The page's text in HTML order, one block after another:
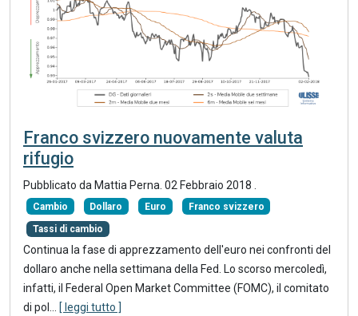
Franco svizzero nuovamente valuta
rifugio
Pubblicato da Mattia Perna. 02 Febbraio 2018 .
Cambio Dollaro Euro Franco svizzero
Tassi di cambio
Continua la fase di apprezzamento dell'euro nei confronti del
dollaro anche nella settimana della Fed. Lo scorso mercoledì,
infatti, il Federal Open Market Committee (FOMC), il comitato
di pol...
[ leggi tutto ]